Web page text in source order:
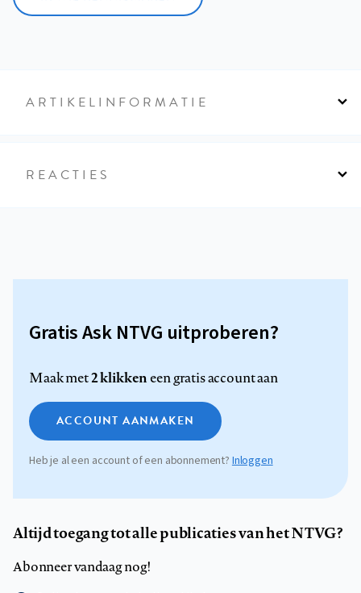
ARTIKELINFORMATIE
REACTIES
Gratis Ask NTVG uitproberen?
Maak met2 klikkeneen gratis account aan
ACCOUNT AANMAKEN
Heb je al een account of een abonnement?Inloggen
Altijd toegang tot alle publicaties van het NTVG?
Abonneer vandaag nog!